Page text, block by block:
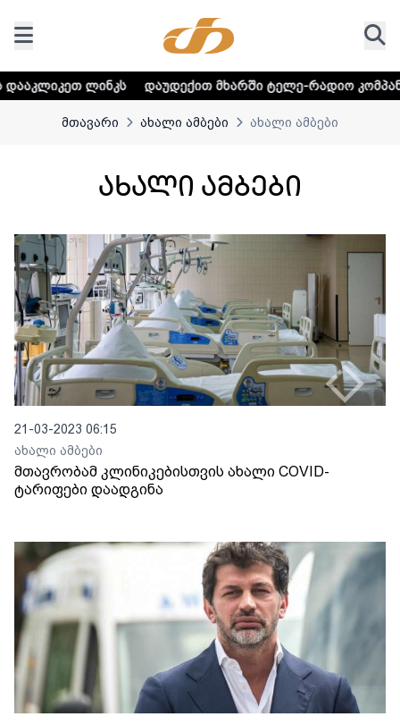
მხარში ტელე-რადიო კომპანია „თრიალეთს! -
მთავარი ახალი ამბები ახალი ამბები
ახალი ამბები
21-03-2023 06:15
ახალი ამბები
მთავრობამ კლინიკებისთვის ახალი COVID-
ტარიფები დაადგინა